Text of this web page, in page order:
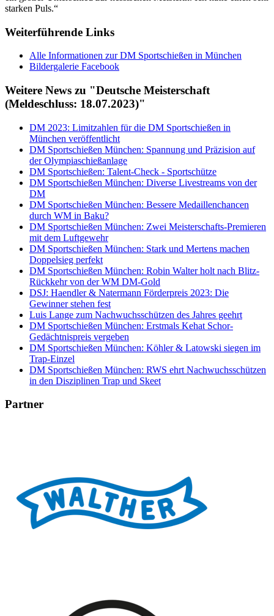
starken Puls.“
Weiterführende Links
Alle Informationen zur DM Sportschießen in München
Bildergalerie Facebook
Weitere News zu "Deutsche Meisterschaft
(Meldeschluss: 18.07.2023)"
DM 2023: Limitzahlen für die DM Sportschießen in
München veröffentlicht
DM Sportschießen München: Spannung und Präzision auf
der Olympiaschießanlage
DM Sportschießen: Talent-Check - Sportschütze
DM Sportschießen München: Diverse Livestreams von der
DM
DM Sportschießen München: Bessere Medaillenchancen
durch WM in Baku?
DM Sportschießen München: Zwei Meisterschafts-Premieren
mit dem Luftgewehr
DM Sportschießen München: Stark und Mertens machen
Doppelsieg perfekt
DM Sportschießen München: Robin Walter holt nach Blitz-
Rückkehr von der WM DM-Gold
DSJ: Haendler & Natermann Förderpreis 2023: Die
Gewinner stehen fest
Luis Lange zum Nachwuchsschützen des Jahres geehrt
DM Sportschießen München: Erstmals Kehat Schor-
Gedächtnispreis vergeben
DM Sportschießen München: Köhler & Latowski siegen im
Trap-Einzel
DM Sportschießen München: RWS ehrt Nachwuchsschützen
in den Disziplinen Trap und Skeet
Partner